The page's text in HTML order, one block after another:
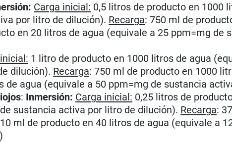
Carga inicial: 0,5 litros de producto en 1000
por litro de dilución). Recarga: 750 ml de
en 20 litros de agua (equivale a 25 ppm=mg de
1 litro de producto en 1000 litros de agua
dilución). Recarga: 750 ml de producto en 1000
de agua (equivale a 50 ppm=mg de sustancia
: Inmersión: Carga inicial: 0,25 litros de
sustancia activa por litro de dilución). Recarga:
ml de producto en 40 litros de agua (equivale a